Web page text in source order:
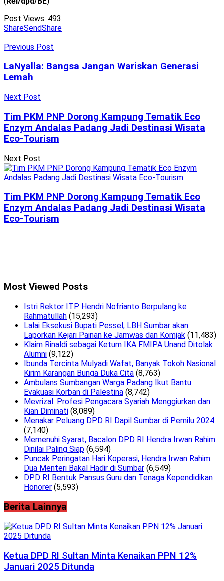
Post Views: 493
ShareSendShare
Previous Post
LaNyalla: Bangsa Jangan Wariskan Generasi
Lemah
Next Post
Tim PKM PNP Dorong Kampung Tematik Eco
Enzym Andalas Padang Jadi Destinasi Wisata
Eco-Tourism
Next Post
Tim PKM PNP Dorong Kampung Tematik Eco
Enzym Andalas Padang Jadi Destinasi Wisata
Eco-Tourism
Most Viewed Posts
Istri Rektor ITP Hendri Nofrianto Berpulang ke
Rahmatullah (15,293)
Lalai Eksekusi Bupati Pessel, LBH Sumbar akan
Laporkan Kejari Painan ke Jamwas dan Komjak (11,483)
Klaim Rinaldi sebagai Ketum IKA FMIPA Unand Ditolak
Alumni (9,122)
Ibunda Tercinta Mulyadi Wafat, Banyak Tokoh Nasional
Kirim Karangan Bunga Duka Cita (8,763)
Ambulans Sumbangan Warga Padang Ikut Bantu
Evakuasi Korban di Palestina (8,742)
Mevrizal: Profesi Pengacara Syariah Menggiurkan dan
Kian Diminati (8,089)
Menakar Peluang DPD RI Dapil Sumbar di Pemilu 2024
(7,140)
Memenuhi Syarat, Bacalon DPD RI Hendra Irwan Rahim
Dinilai Paling Siap (6,594)
Puncak Peringatan Hari Koperasi, Hendra Irwan Rahim:
Dua Menteri Bakal Hadir di Sumbar (6,549)
DPD RI Bentuk Pansus Guru dan Tenaga Kependidikan
Honorer (5,593)
Berita Lainnya
Ketua DPD RI Sultan Minta Kenaikan PPN 12%
Januari 2025 Ditunda